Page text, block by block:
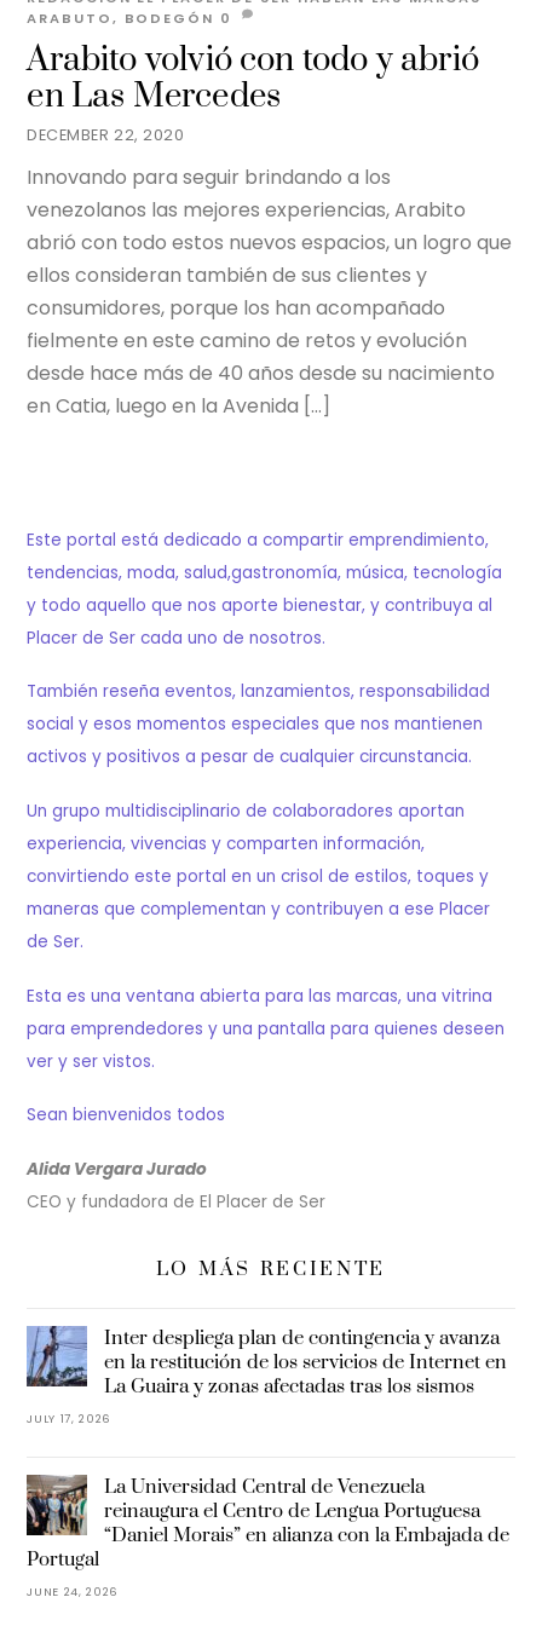
DECEMBER 22, 2020
Arabito volvió con todo y abrió
en Las Mercedes
ARABUTO, BODEGÓN 0
Innovando para seguir brindando a los
venezolanos las mejores experiencias, Arabito
abrió con todo estos nuevos espacios, un logro que
ellos consideran también de sus clientes y
consumidores, porque los han acompañado
fielmente en este camino de retos y evolución
desde hace más de 40 años desde su nacimiento
en Catia, luego en la Avenida […]
Este portal está dedicado a compartir emprendimiento,
tendencias, moda, salud,gastronomía, música, tecnología
y todo aquello que nos aporte bienestar, y contribuya al
Placer de Ser cada uno de nosotros.
También reseña eventos, lanzamientos, responsabilidad
social y esos momentos especiales que nos mantienen
activos y positivos a pesar de cualquier circunstancia.
Un grupo multidisciplinario de colaboradores aportan
experiencia, vivencias y comparten información,
convirtiendo este portal en un crisol de estilos, toques y
maneras que complementan y contribuyen a ese Placer
de Ser.
Esta es una ventana abierta para las marcas, una vitrina
para emprendedores y una pantalla para quienes deseen
ver y ser vistos.
Sean bienvenidos todos
Alida Vergara Jurado
CEO y fundadora de El Placer de Ser
LO MÁS RECIENTE
Inter despliega plan de contingencia y avanza
en la restitución de los servicios de Internet en
La Guaira y zonas afectadas tras los sismos
JULY 17, 2026
La Universidad Central de Venezuela
reinaugura el Centro de Lengua Portuguesa
“Daniel Morais” en alianza con la Embajada de
Portugal
JUNE 24, 2026